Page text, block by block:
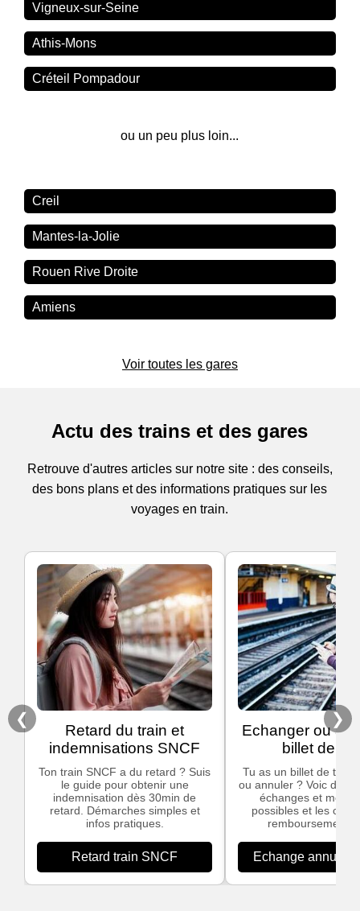
Vigneux-sur-Seine
Athis-Mons
Créteil Pompadour
ou un peu plus loin...
Creil
Mantes-la-Jolie
Rouen Rive Droite
Amiens
Voir toutes les gares
Actu des trains et des gares
Retrouve d'autres articles sur notre site : des conseils,
des bons plans et des informations pratiques sur les
voyages en train.
❮
Retard du train et
indemnisations SNCF
Ton train SNCF a du retard ? Suis
le guide pour obtenir une
indemnisation dès 30min de
retard. Démarches simples et
infos pratiques.
Retard train SNCF
Echanger ou
billet de
Tu as un billet de train
ou annuler ? Voic des
échanges et
possibles et les
remboursement
Echange
❯